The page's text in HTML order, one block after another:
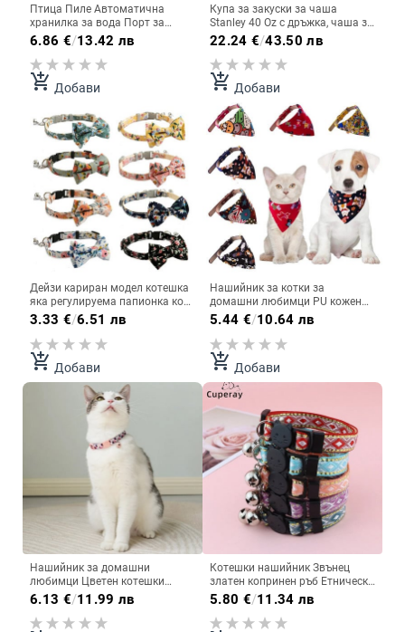
Птица Пиле Автоматична
хранилка за вода Порт за
хранене на птици Дъжд Без
отпадъци Подходящ за кофи
Бъчви Плоча за автоматично
хранене
6.86 €/13.42 лв
add_shopping_cart Добави
Купа за закуски за чаша
Stanley 40 Oz с дръжка, чаша за
закуски, съвместима с чаша
Stanley 40 Oz с дръжка
22.24 €/43.50 лв
add_shopping_cart Добави
Дейзи кариран модел котешка
яка регулируема папионка коте
вратовръзка мило кученце
колие декор аксесоари за
домашни любимци
3.33 €/6.51 лв
add_shopping_cart Добави
Нашийник за котки за
домашни любимци PU кожен
шал за малки кучета
Регулируема кърпичка за
кученце Котки Trigon
Нашийници за домашни
любимци Аксесоари Котешка
яка за врата
5.44 €/10.64 лв
add_shopping_cart Добави
Нашийник за домашни
любимци Цветен котешки
нашийник с щампа на цветя
Регулируема безопасност с
колие с пръстен за звънец за
6.13 €/11.99 лв
Котешки нашийник Звънец
златен копринен ръб Етнически
стил нашийник за домашни
любимци против задушаване
регулируем Малко куче
5.80 €/11.34 лв